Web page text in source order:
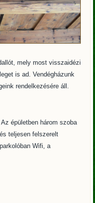
mely most visszaidézi
is ad. Vendégházunk
rendelkezésére áll.
épületben három szoba
teljesen felszerelt
Wifi, a